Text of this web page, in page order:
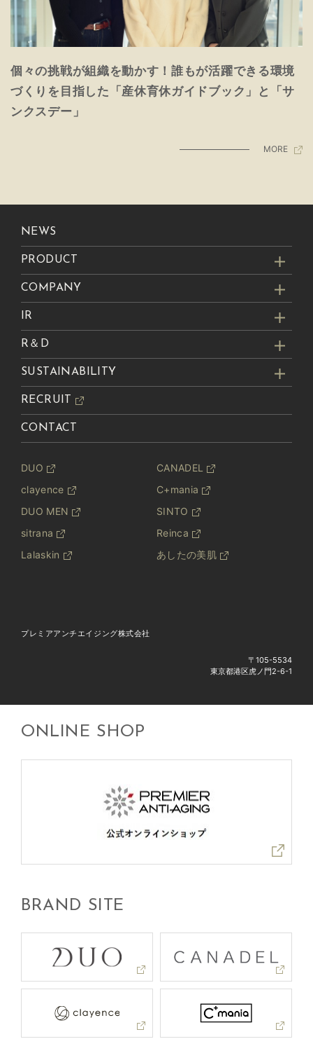
個々の挑戦が組織を動かす！誰もが活躍できる環境
づくりを目指した「産休育休ガイドブック」と「サ
ンクスデー」
MORE
NEWS
PRODUCT
COMPANY
IR
R＆D
SUSTAINABILITY
RECRUIT
CONTACT
DUO
CANADEL
clayence
C+mania
DUO MEN
SINTO
sitrana
Reinca
Lalaskin
あしたの美肌
プレミアアンチエイジング株式会社
〒105-5534
東京都港区虎ノ門2-6-1
ONLINE SHOP
BRAND SITE